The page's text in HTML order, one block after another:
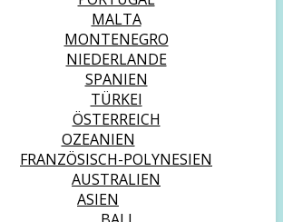
MALTA
MONTENEGRO
NIEDERLANDE
SPANIEN
TÜRKEI
ÖSTERREICH
OZEANIEN
FRANZÖSISCH-POLYNESIEN
AUSTRALIEN
ASIEN